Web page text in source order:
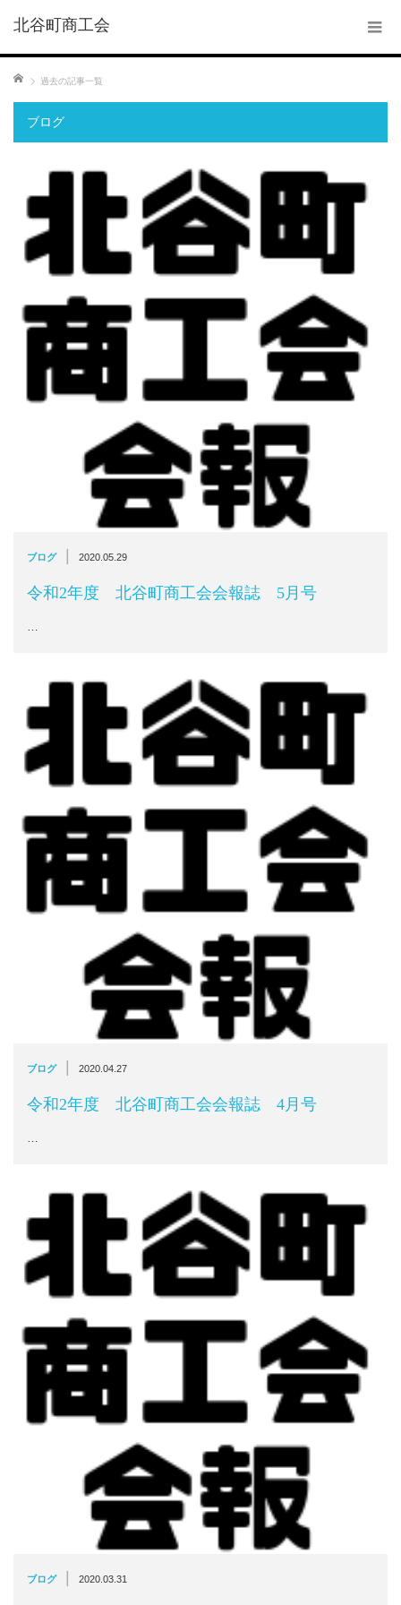
北谷町商工会
ホーム 過去の記事一覧
ブログ
ブログ 2020.05.29
令和2年度 北谷町商工会会報誌 5月号
…
ブログ | 2020.04.27
令和2年度 北谷町商工会会報誌 4月号
ブログ 2020.03.31